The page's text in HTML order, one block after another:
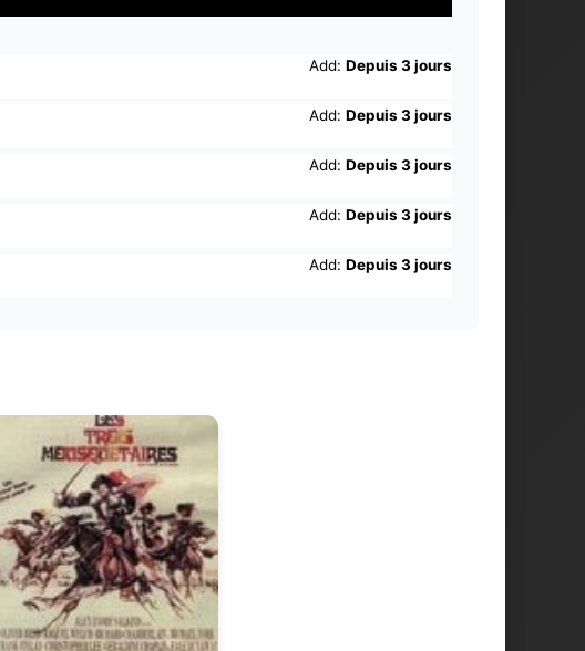
Add: Depuis 3 jours
Add: Depuis 3 jours
Add: Depuis 3 jours
Add: Depuis 3 jours
Add: Depuis 3 jours